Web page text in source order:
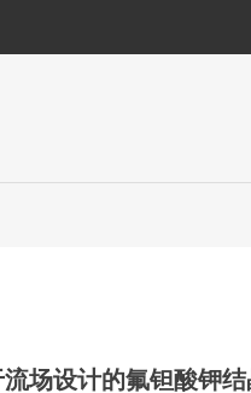
场设计的氟钽酸钾